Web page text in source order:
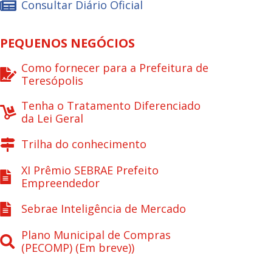
Consultar Diário Oficial
PEQUENOS NEGÓCIOS
Como fornecer para a Prefeitura de
Teresópolis
Tenha o Tratamento Diferenciado
da Lei Geral
Trilha do conhecimento
XI Prêmio SEBRAE Prefeito
Empreendedor
Sebrae Inteligência de Mercado
Plano Municipal de Compras
(PECOMP) (Em breve))